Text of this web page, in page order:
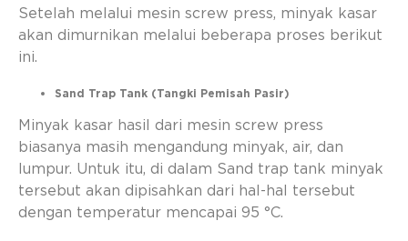
Setelah melalui mesin screw press, minyak kasar
akan dimurnikan melalui beberapa proses berikut
ini.
Sand Trap Tank (Tangki Pemisah Pasir)
Minyak kasar hasil dari mesin screw press
biasanya masih mengandung minyak, air, dan
lumpur. Untuk itu, di dalam Sand trap tank minyak
tersebut akan dipisahkan dari hal-hal tersebut
dengan temperatur mencapai 95 °C.